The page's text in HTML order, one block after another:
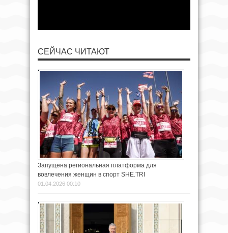
СЕЙЧАС ЧИТАЮТ
Запущена региональная платформа для
вовлечения женщин в спорт SHE.TRI
01.04.2026 00:10